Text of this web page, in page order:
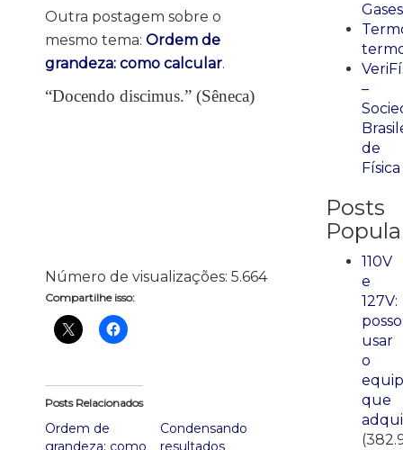
Outra postagem sobre o
mesmo tema: Ordem de
grandeza: como calcular.
“Docendo discimus.” (Sêneca)
Número de visualizações: 5.664
Compartilhe isso:
Posts Relacionados
Ordem de
grandeza: como
Condensando
resultados
Gases
–
de
Física
Posts
110V
e
127V:
posso
usar
o
que